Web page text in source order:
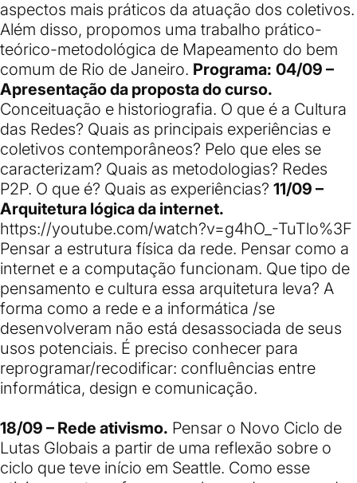
aspectos mais práticos da atuação dos coletivos.
Além disso, propomos uma trabalho prático-
teórico-metodológica de Mapeamento do bem
comum de Rio de Janeiro. Programa: 04/09 –
Apresentação da proposta do curso.
Conceituação e historiografia. O que é a Cultura
das Redes? Quais as principais experiências e
coletivos contemporâneos? Pelo que eles se
caracterizam? Quais as metodologias? Redes
P2P. O que é? Quais as experiências? 11/09 –
Arquitetura lógica da internet.
https://youtube.com/watch?v=g4hO_-TuTlo%3F
Pensar a estrutura física da rede. Pensar como a
internet e a computação funcionam. Que tipo de
pensamento e cultura essa arquitetura leva? A
forma como a rede e a informática /se
desenvolveram não está desassociada de seus
usos potenciais. É preciso conhecer para
reprogramar/recodificar: confluências entre
informática, design e comunicação.
18/09 – Rede ativismo. Pensar o Novo Ciclo de
Lutas Globais a partir de uma reflexão sobre o
ciclo que teve início em Seattle. Como esse